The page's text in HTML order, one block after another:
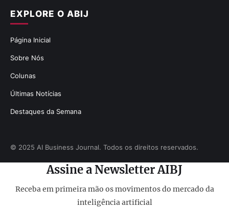
EXPLORE O ABIJ
Página Inicial
Sobre Nós
Colunas
Últimas Notícias
Destaques da Semana
© 2025 AI Business Journal. Todos os direitos reservados.
Assine a Newsletter AIBJ
Receba em primeira mão os movimentos do mercado da
inteligência artificial